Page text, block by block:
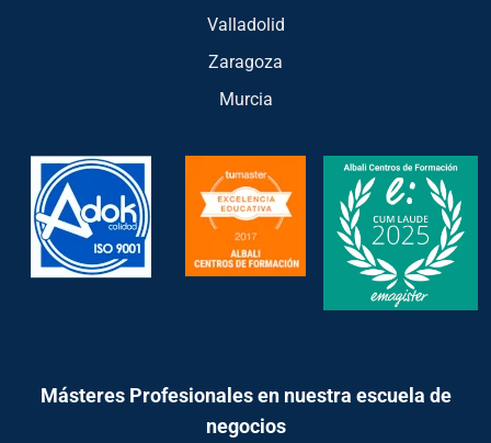
Valladolid
Zaragoza
Murcia
Másteres Profesionales en nuestra escuela de
negocios